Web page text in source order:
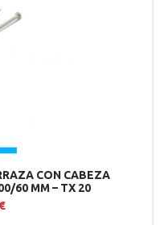
CON CABEZA
60 MM – TX 20